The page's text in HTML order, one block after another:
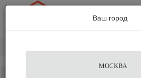
Ваш город
МОСКВА